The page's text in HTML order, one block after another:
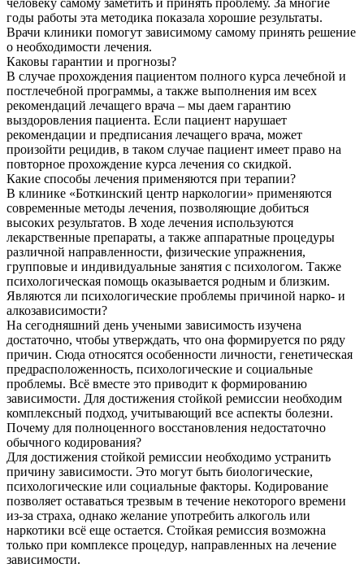
человеку самому заметить и принять проблему. За многие
годы работы эта методика показала хорошие результаты.
Врачи клиники помогут зависимому самому принять решение
о необходимости лечения.
Каковы гарантии и прогнозы?
В случае прохождения пациентом полного курса лечебной и
постлечебной программы, а также выполнения им всех
рекомендаций лечащего врача – мы даем гарантию
выздоровления пациента. Если пациент нарушает
рекомендации и предписания лечащего врача, может
произойти рецидив, в таком случае пациент имеет право на
повторное прохождение курса лечения со скидкой.
Какие способы лечения применяются при терапии?
В клинике «Боткинский центр наркологии» применяются
современные методы лечения, позволяющие добиться
высоких результатов. В ходе лечения используются
лекарственные препараты, а также аппаратные процедуры
различной направленности, физические упражнения,
групповые и индивидуальные занятия с психологом. Также
психологическая помощь оказывается родным и близким.
Являются ли психологические проблемы причиной нарко- и
алкозависимости?
На сегодняшний день учеными зависимость изучена
достаточно, чтобы утверждать, что она формируется по ряду
причин. Сюда относятся особенности личности, генетическая
предрасположенность, психологические и социальные
проблемы. Всё вместе это приводит к формированию
зависимости. Для достижения стойкой ремиссии необходим
комплексный подход, учитывающий все аспекты болезни.
Почему для полноценного восстановления недостаточно
обычного кодирования?
Для достижения стойкой ремиссии необходимо устранить
причину зависимости. Это могут быть биологические,
психологические или социальные факторы. Кодирование
позволяет оставаться трезвым в течение некоторого времени
из-за страха, однако желание употребить алкоголь или
наркотики всё еще остается. Стойкая ремиссия возможна
только при комплексе процедур, направленных на лечение
зависимости.